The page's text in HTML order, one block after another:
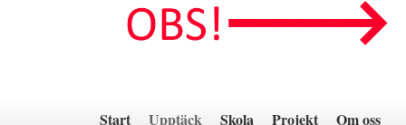
innehåll
Start Upptäck Skola Projekt Om oss